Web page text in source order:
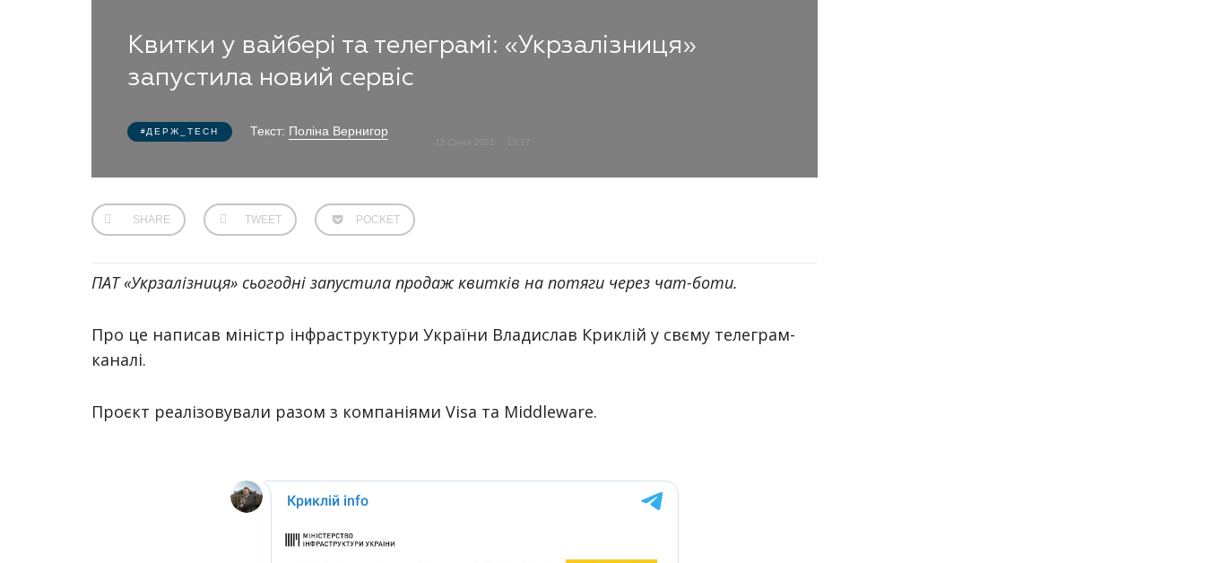
Квитки у вайбері та телеграмі: «Укрзалізниця»
запустила новий сервіс
ДЕРЖ_TECH Текст: Поліна Вернигор
13:17
SHARE TWEET POCKET
ПАТ «Укрзалізниця» сьогодні запустила продаж квитків на потяги через чат-боти.
Про це написав міністр інфраструктури України Владислав Криклій у свєму телеграм-
каналі.
Проєкт реалізовували разом з компаніями Visa та Middleware.